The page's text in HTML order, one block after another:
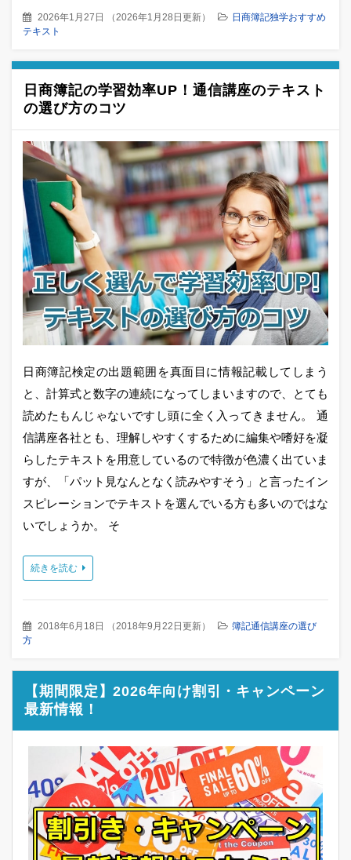
2026年1月27日 （ 2026年1月28日更新）
日商簿記独学おすすめ
テキスト
日商簿記の学習効率UP！通信講座のテキスト
の選び方のコツ
日商簿記検定の出題範囲を真面目に情報記載してしまう
と、計算式と数字の連続になってしまいますので、とても
読めたもんじゃないですし頭に全く入ってきません。 通
信講座各社とも、理解しやすくするために編集や嗜好を凝
らしたテキストを用意しているので特徴が色濃く出ていま
すが、「パット見なんとなく読みやすそう」と言ったイン
スピレーションでテキストを選んでいる方も多いのではな
いでしょうか。 そ
続きを読む
2018年6月18日 （2018年9月22日更新）
簿記通信講座の選び
方
【期間限定】2026年向け割引・キャンペーン
最新情報！